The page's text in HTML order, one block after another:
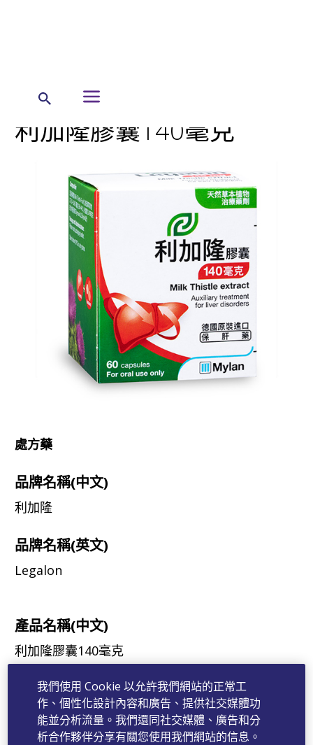
利加隆膠囊140毫克
處方藥
品牌名稱(中文)
利加隆
品牌名稱(英文)
Legalon
產品名稱(中文)
利加隆膠囊140毫克
產品名稱(英文)
140mg Capsule
我們使用 Cookie 以允許我們網站的正常工
作、個性化設計內容和廣告、提供社交媒體功
能並分析流量。我們還同社交媒體、廣告和分
析合作夥伴分享有關您使用我們網站的信息。